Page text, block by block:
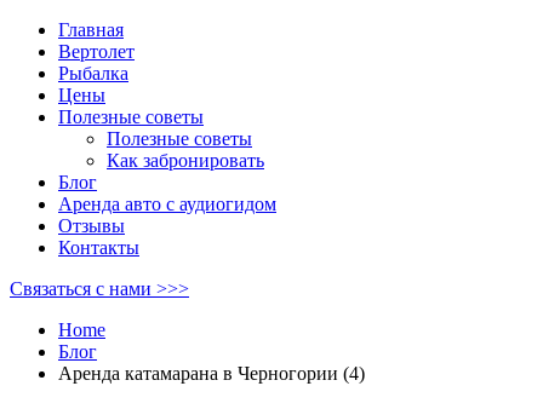
Главная
Вертолет
Рыбалка
Цены
Полезные советы
Полезные советы
Как забронировать
Блог
Аренда авто с аудиогидом
Отзывы
Контакты
Связаться с нами >>>
Home
Блог
Аренда катамарана в Черногории (4)